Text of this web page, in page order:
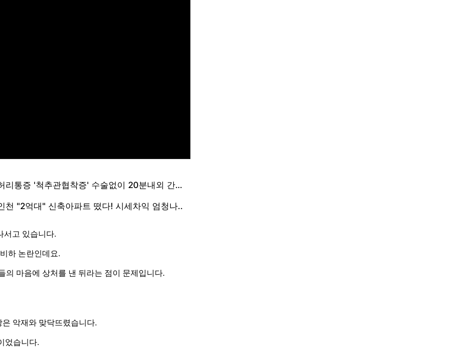
서고 있습니다.
하 논란인데요.
의 마음에 상처를 낸 뒤라는 점이 문제입니다.
은 악재와 맞닥뜨렸습니다.
었습니다.